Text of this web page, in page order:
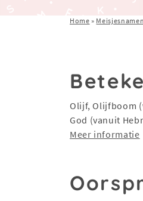
Home » Meisjesnamen
Olijf, Olijfboom
God (vanuit
Meer informatie